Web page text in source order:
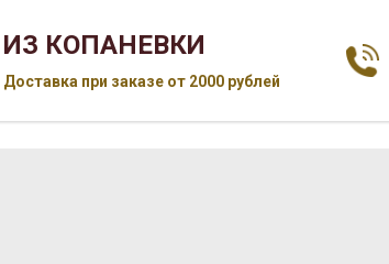
ИЗ КОПАНЕВКИ
Доставка при заказе от 2000 рублей